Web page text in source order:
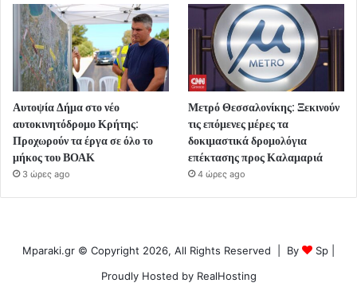
Αυτοψία Δήμα στο νέο
αυτοκινητόδρομο Κρήτης:
Προχωρούν τα έργα σε όλο το
μήκος του ΒΟΑΚ
3 ώρες ago
Μετρό Θεσσαλονίκης: Ξεκινούν
τις επόμενες μέρες τα
δοκιμαστικά δρομολόγια
επέκτασης προς Καλαμαριά
4 ώρες ago
Mparaki.gr © Copyright 2026, All Rights Reserved | By Sp
Proudly Hosted by RealHosting